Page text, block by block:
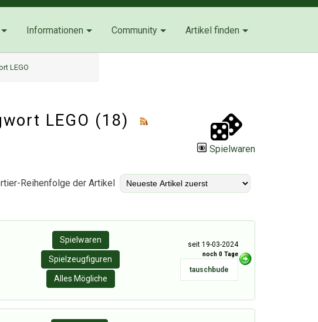
Informationen Community Artikel finden
LEGO
Spielwaren
LEGO (18)
Reihenfolge der Artikel
Spielwaren
Spielzeugfiguren
Alles Mögliche
seit 19-03-2024
noch 0 Tage
tauschbude